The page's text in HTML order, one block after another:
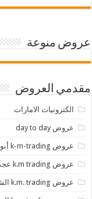
عروض منوعة
مقدمي العروض
الكترونيات الامارات
عروض day to day
عروض k-m-trading أبوظبي
عروض k.m trading عجمان
عروض k.m. trading الشارقة